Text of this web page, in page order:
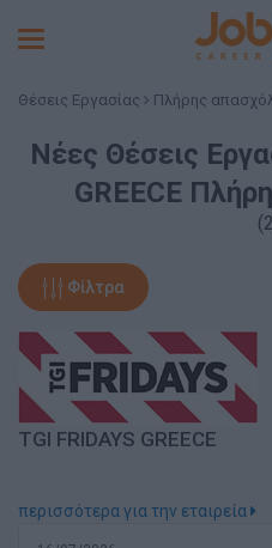
Toggle
Θέσεις Εργασίας Πλήρης
Νέες Θέσεις
GREECE
Φίλτρα
TGI FRIDAYS GREECE
περισσότερα για την εταιρεία